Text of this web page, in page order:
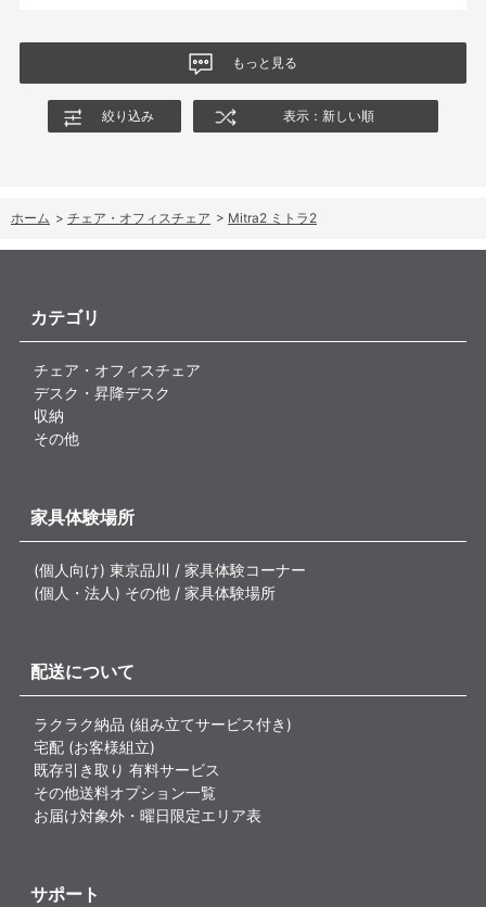
もっと見る
絞り込み 表示：新しい順
ホーム > チェア・オフィスチェア > Mitra2 ミトラ2
カテゴリ
チェア・オフィスチェア
デスク・昇降デスク
収納
その他
家具体験場所
(個人向け) 東京品川 / 家具体験コーナー
(個人・法人) その他 / 家具体験場所
配送について
ラクラク納品 (組み立てサービス付き)
宅配 (お客様組立)
既存引き取り 有料サービス
その他送料オプション一覧
お届け対象外・曜日限定エリア表
サポート